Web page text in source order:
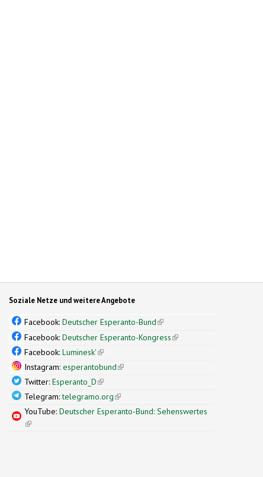
Soziale Netze und weitere Angebote
Facebook:Deutscher Esperanto-Bund(link is external)
Facebook:Deutscher Esperanto-Kongress(link is external)
Facebook:Luminesk'(link is external)
Instagram:esperantobund(link is external)
Twitter:Esperanto_D(link is external)
Telegram:telegramo.org(link is external)
YouTube:Deutscher Esperanto-Bund: Sehenswertes
(link is external)